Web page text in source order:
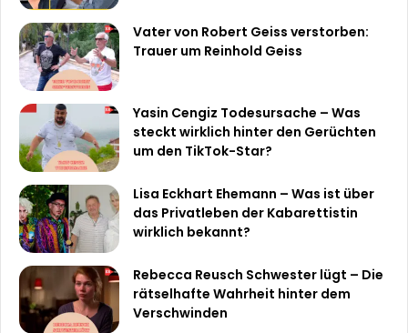
Vater von Robert Geiss verstorben:
Trauer um Reinhold Geiss
Yasin Cengiz Todesursache – Was
steckt wirklich hinter den Gerüchten
um den TikTok-Star?
Lisa Eckhart Ehemann – Was ist über
das Privatleben der Kabarettistin
wirklich bekannt?
Rebecca Reusch Schwester lügt – Die
rätselhafte Wahrheit hinter dem
Verschwinden